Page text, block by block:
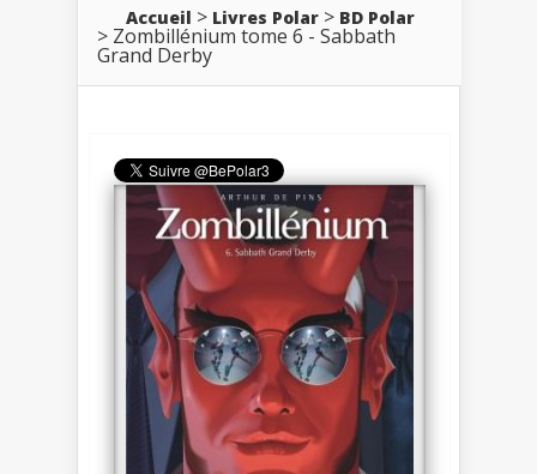
Accueil Livres Polar BD Polar
Zombillénium tome 6 - Sabbath
Grand Derby